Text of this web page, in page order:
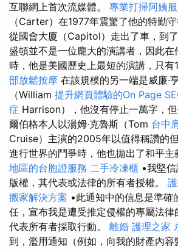
互聯網上首次流媒體。 專業打掃阿姨
（Carter）在1977年震驚了他的特勤
從國會大廈（Capitol）走出了車，到
盛頓並不是一位龐大的演講者，因此
時，他是美國歷史上最短的演講，只有
部放鬆按摩 在該規模的另一端是威廉·
（William 提升網頁體驗的On Page
症 Harrison），他沒有停止一萬字，
爾伯格本人以湯姆·克魯斯（Tom 台中
Cruise）主演的2005年以值得稱讚的
進行世界的鬥爭時，他也拋出了和平主
地區的台胞證服務 二手冷凍櫃 •我堅
版權，其代表或法律的所有者授權。
搬家解決方案 •此通知中的信息是準確
任，宣布我是遭受推定侵權的專屬法
代表所有者採取行動。 離婚 護理之家
到，濫用通知（例如，向我的財產內